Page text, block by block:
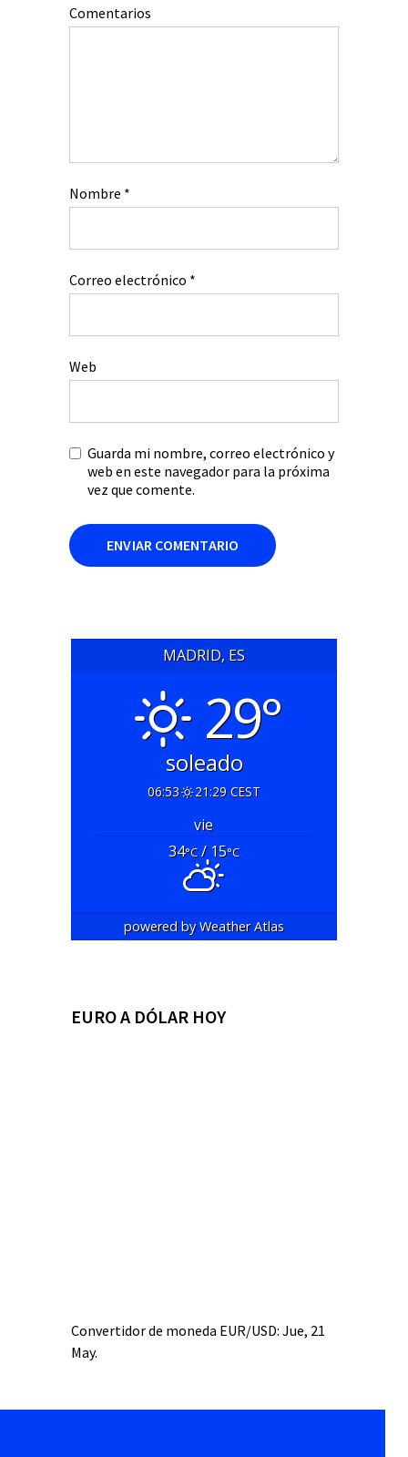
Comentarios
Nombre *
Correo electrónico *
Web
Guarda mi nombre, correo electrónico y
web en este navegador para la próxima
vez que comente.
MADRID, ES
29°
soleado
06:53 21:29 CEST
vie
34°C/ 15°C
powered byWeather Atlas
EURO A DÓLAR HOY
Convertidor de moneda EUR/USD: Jue, 21
May.